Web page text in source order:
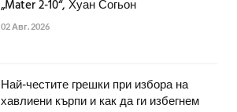
„Mater 2-10“, Хуан Согьон
02 Авг. 2026
Най-честите грешки при избора на
хавлиени кърпи и как да ги избегнем